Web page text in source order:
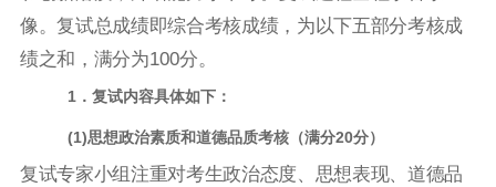
像。复试总成绩即综合考核成绩，为以下五部分考核成
绩之和，满分为100分。
1． 复试内容具体如下：
(1)思想政治素质和道德品质考核（满分20分）
复试专家小组注重对考生政治态度、思想表现、道德品